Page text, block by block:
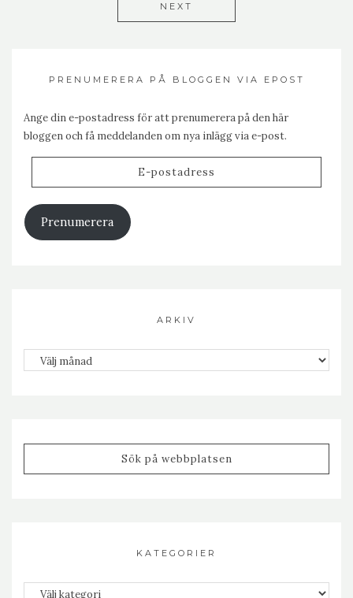
NEXT
PRENUMERERA PÅ BLOGGEN VIA EPOST
Ange din e-postadress för att prenumerera på den här
bloggen och få meddelanden om nya inlägg via e-post.
Prenumerera
ARKIV
Arkiv
KATEGORIER
Kategorier